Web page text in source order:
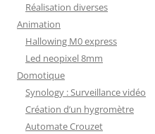
Réalisation diverses
Animation
Hallowing M0 express
Led neopixel 8mm
Domotique
Synology : Surveillance vidéo
Création d’un hygromètre
Automate Crouzet